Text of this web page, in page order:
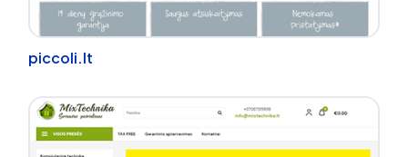
piccoli.lt